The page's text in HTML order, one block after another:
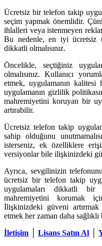
Ücretsiz bir telefon takip
seçim yapmak önemlidir.
ihlalleri veya istenmeyen
Bu nedenle, en iyi ücretsiz
dikkatli olmalısınız.
Öncelikle, seçtiğiniz
olmalısınız. Kullanıcı
etmek, uygulamanın kalitesi
uygulamanın gizlilik
mahremiyetini koruyan bir
artırabilir.
Ücretsiz telefon takip
sahip olduğunu
isterseniz, ek özelliklere
versiyonlar bile ilişkinizdeki
Ayrıca, sevgilinizin
ücretsiz bir telefon takip
uygulamaları dikkatli
mahremiyetini korumak
İlişkinizdeki güveni
etmek her zaman daha
İletişim
Lisans Satın Al